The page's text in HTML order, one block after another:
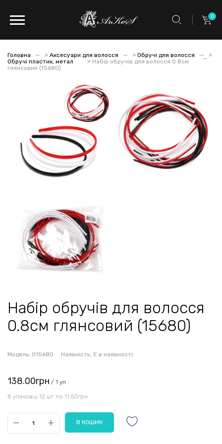
0
Головна » Аксесуари для волосся » Обручі для волосся
»
Обручі пластик, метал
» Набір обручів для волосся 0.8см
глянсовий (15680)
Набір обручів для волосся
0.8см глянсовий (15680)
Модель: 015680 Наявність: Є в наявності:
138.00грн / 1 уп
В упаковці 12 шт по 11.50грн